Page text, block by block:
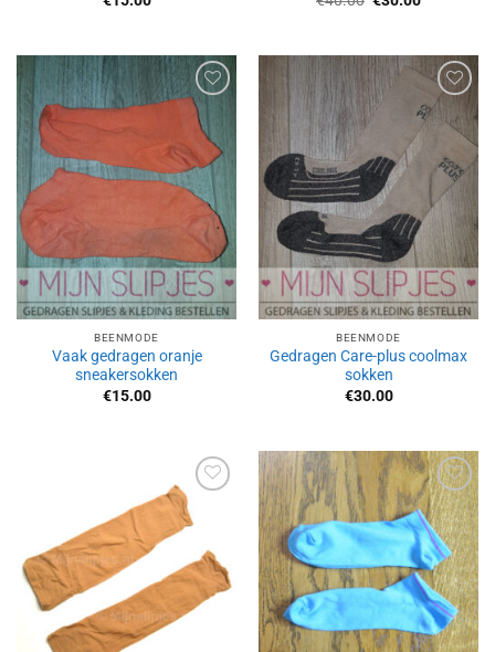
Aan
verlanglijst
toevoegen
BEENMODE
Vaak gedragen oranje
sneakersokken
€15.00
Aan
verlanglijst
toevoegen
BEENMODE
Gedragen Care-plus coolmax
sokken
€30.00
Aan
verlanglijst
toevoegen
Aan
verlanglijst
toevoegen